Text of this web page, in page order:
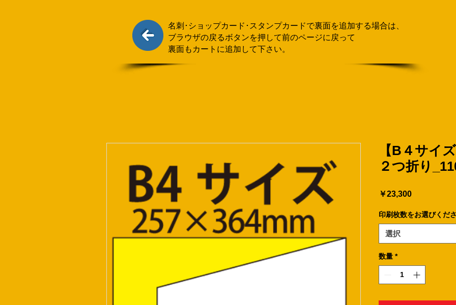
名刺･ショップカード･スタンプカードで​裏面を追加する場合は、
ブラウザの戻るボタンを押して前のページに戻って
裏面もカートに追加して下さい。
【B４サイ
２つ折り
￥23,300価
印刷枚数をお選びくださ
選択
数量 *